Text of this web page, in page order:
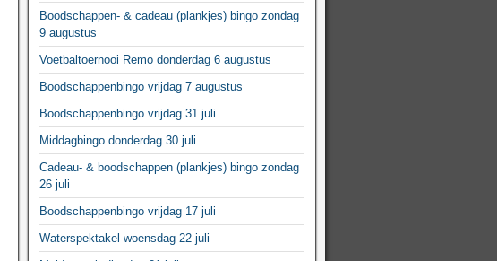
Boodschappen- & cadeau (plankjes) bingo zondag
9 augustus
Voetbaltoernooi Remo donderdag 6 augustus
Boodschappenbingo vrijdag 7 augustus
Boodschappenbingo vrijdag 31 juli
Middagbingo donderdag 30 juli
Cadeau- & boodschappen (plankjes) bingo zondag
26 juli
Boodschappenbingo vrijdag 17 juli
Waterspektakel woensdag 22 juli